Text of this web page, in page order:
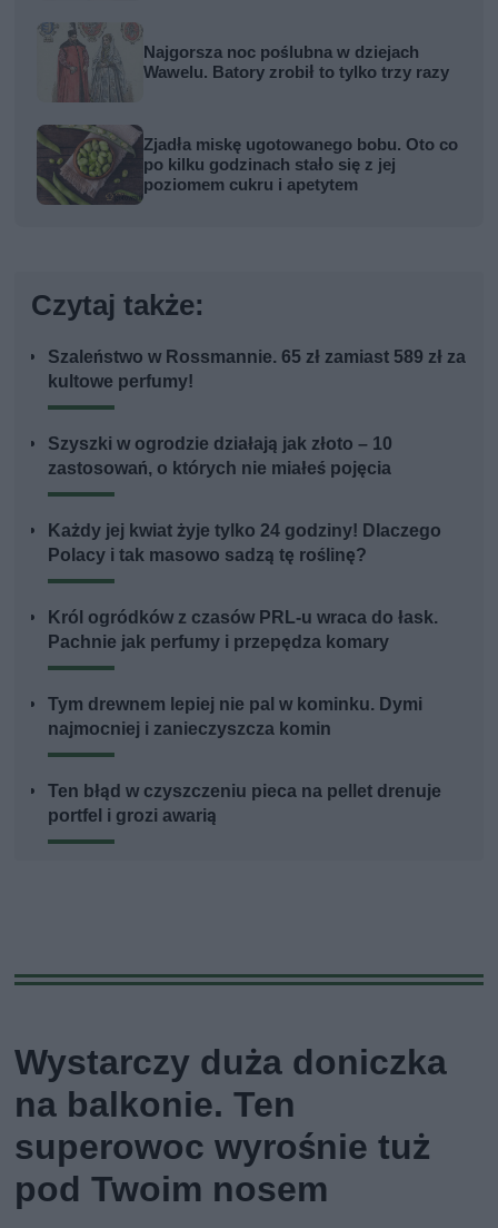
Najgorsza noc poślubna w dziejach
Wawelu. Batory zrobił to tylko trzy razy
Zjadła miskę ugotowanego bobu. Oto co
po kilku godzinach stało się z jej
poziomem cukru i apetytem
Czytaj także:
Szaleństwo w Rossmannie. 65 zł zamiast 589 zł za
kultowe perfumy!
Szyszki w ogrodzie działają jak złoto – 10
zastosowań, o których nie miałeś pojęcia
Każdy jej kwiat żyje tylko 24 godziny! Dlaczego
Polacy i tak masowo sadzą tę roślinę?
Król ogródków z czasów PRL-u wraca do łask.
Pachnie jak perfumy i przepędza komary
Tym drewnem lepiej nie pal w kominku. Dymi
najmocniej i zanieczyszcza komin
Ten błąd w czyszczeniu pieca na pellet drenuje
portfel i grozi awarią
Wystarczy duża doniczka
na balkonie. Ten
superowoc wyrośnie tuż
pod Twoim nosem